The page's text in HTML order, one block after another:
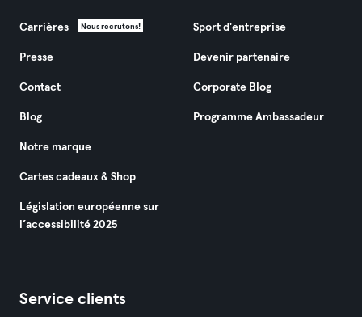
Carrières Nous recrutons!
Presse
Contact
Blog
Notre marque
Cartes cadeaux & Shop
Législation européenne sur
l’accessibilité 2025
Sport d'entreprise
Devenir partenaire
Corporate Blog
Programme Ambassadeur
Service clients